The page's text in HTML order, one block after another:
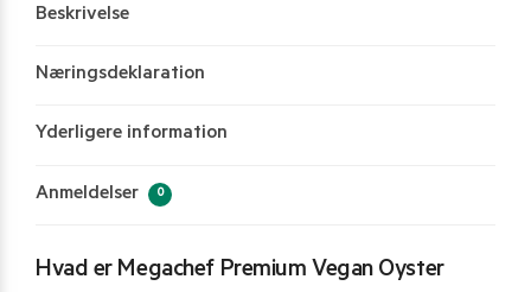
Beskrivelse
Næringsdeklaration
Yderligere information
Anmeldelser 0
Hvad er Megachef Premium Vegan Oyster